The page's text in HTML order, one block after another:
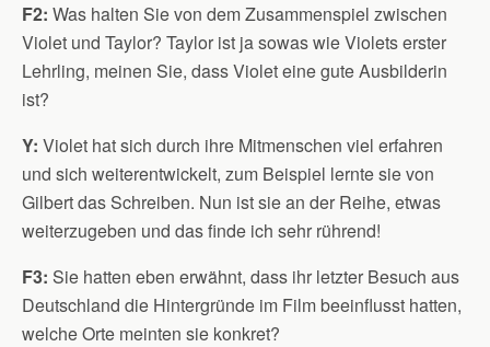
F2: Was halten Sie von dem Zusammenspiel zwischen
Violet und Taylor? Taylor ist ja sowas wie Violets erster
Lehrling, meinen Sie, dass Violet eine gute Ausbilderin
ist?
Y: Violet hat sich durch ihre Mitmenschen viel erfahren
und sich weiterentwickelt, zum Beispiel lernte sie von
Gilbert das Schreiben. Nun ist sie an der Reihe, etwas
weiterzugeben und das finde ich sehr rührend!
F3: Sie hatten eben erwähnt, dass ihr letzter Besuch aus
Deutschland die Hintergründe im Film beeinflusst hatten,
welche Orte meinten sie konkret?